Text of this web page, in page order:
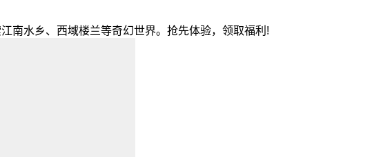
南水乡、西域楼兰等奇幻世界。抢先体验，领取福利!